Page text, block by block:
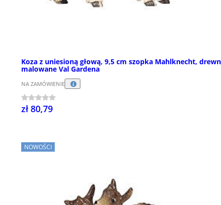
Koza z uniesioną głową, 9,5 cm szopka Mahlknecht,
malowane Val Gardena
NA ZAMÓWIENIE
zł 80,79
NOWOŚCI